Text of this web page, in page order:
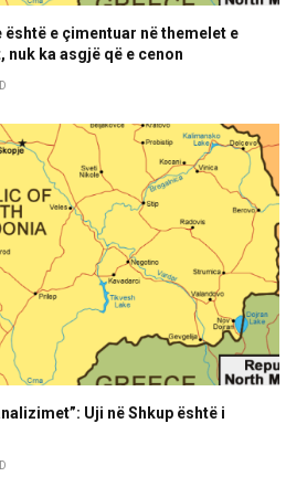
është e çimentuar në themelet e
nuk ka asgjë që e cenon
Uji në Shkup është i